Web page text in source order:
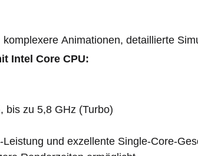
Animationen, detaillierte
Intel Core CPU:
bis zu 5,8 GHz (Turbo)
und exzellente Single-Core-